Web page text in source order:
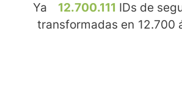
Ya 12.700.111 IDs de
transformadas en 12.700